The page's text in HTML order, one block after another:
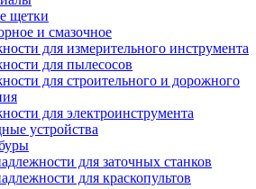
щетки
и смазочное
для измерительного инструмента
для пылесосов
для строительного и дорожного
для электроинструмента
устройства
для заточных станков
для краскопультов